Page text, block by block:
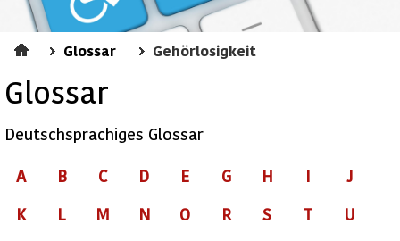
Glossar Gehörlosigkeit
Glossar
Deutschsprachiges Glossar
A B C D E G H I J
K L M N O R S T U